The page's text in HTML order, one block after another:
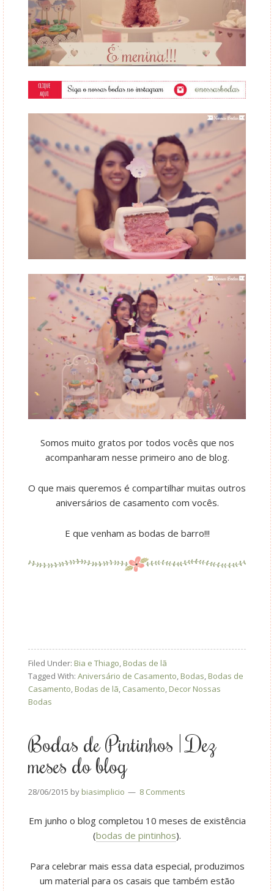
Somos muito gratos por todos vocês que nos
acompanharam nesse primeiro ano de blog.
O que mais queremos é compartilhar muitas outros
aniversários de casamento com vocês.
E que venham as bodas de barro!!!
Filed Under: Bia e Thiago, Bodas de lã
Tagged With: Aniversário de Casamento, Bodas, Bodas de
Casamento, Bodas de lã, Casamento, Decor Nossas
Bodas
Bodas de Pintinhos | Dez
meses do blog
28/06/2015 by biasimplicio 8 Comments
Em junho o blog completou 10 meses de existência
(bodas de pintinhos).
Para celebrar mais essa data especial, produzimos
um material para os casais que também estão